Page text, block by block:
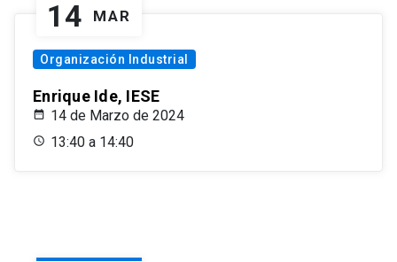
14 MAR
Organización Industrial
Enrique Ide, IESE
14 de Marzo de 2024
13:40 a 14:40